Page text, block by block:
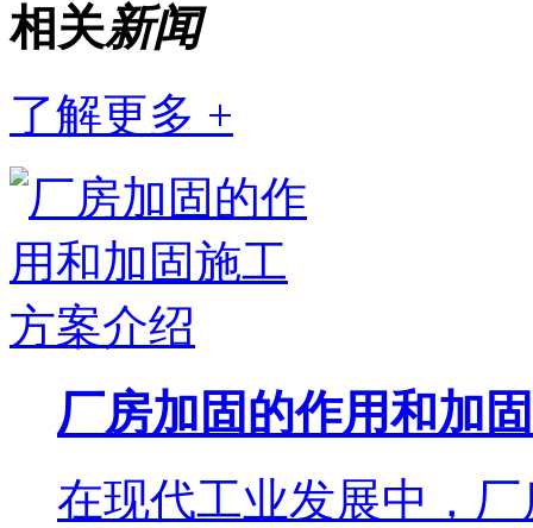
相关新闻
了解更多 +
厂房加固的作用和加
在现代工业发展中，